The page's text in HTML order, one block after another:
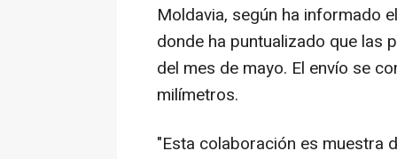
Moldavia, según ha informado
donde ha puntualizado que las
del mes de mayo. El envío se
milímetros.
"Esta colaboración es muestra